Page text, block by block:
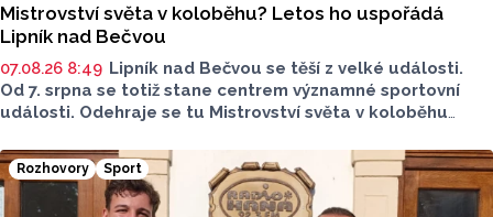
Mistrovství světa v koloběhu? Letos ho uspořádá
Lipník nad Bečvou
07.08.26 8:49 Lipník nad Bečvou se těší z velké události.
Od 7. srpna se totiž stane centrem významné sportovní
události. Odehraje se tu Mistrovství světa v koloběhu
budou poměřovat v atraktivních disciplínách.
Reprezentovat budou i místní závodníci v čele
s úřadujícím mistrem světa Romanem Matyášem.
Rozhovory Sport